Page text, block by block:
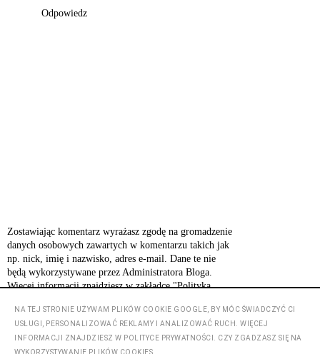
Odpowiedz
Zostawiając komentarz wyrażasz zgodę na gromadzenie
danych osobowych zawartych w komentarzu takich jak
np. nick, imię i nazwisko, adres e-mail. Dane te nie
będą wykorzystywane przez Administratora Bloga.
Więcej informacji znajdziesz w zakładce "Polityka
‹ ›
NA TEJ STRONIE UŻYWAM PLIKÓW COOKIE GOOGLE, BY MÓC ŚWIADCZYĆ CI
USŁUGI, PERSONALIZOWAĆ REKLAMY I ANALIZOWAĆ RUCH. WIĘCEJ
INFORMACJI ZNAJDZIESZ W POLITYCE PRYWATNOŚCI. CZY ZGADZASZ SIĘ NA
WYKORZYSTYWANIE PLIKÓW COOKIES